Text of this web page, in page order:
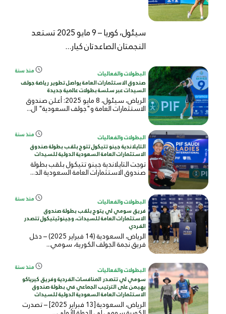
سيئول، كوريا – 9 مايو 2025 تستعد
النجمتان الصاعدتان كيار...
البطولات والفعاليات منذ سنة
صندوق الاستثمارات العامة يواصل تطوير رياضة جولف
السيدات عبر سلسة بطولات عالمية جديدة
الرياض، سيئول، 8 مايو 2025: أعلن صندوق
الاستثمارات العامة و"جولف السعودية" ال...
البطولات والفعاليات منذ سنة
التايلاندية جينو تتيكول تتوج بلقب بطولة صندوق
الاستثمارات العامة السعودية الدولية للسيدات
توجت التايلاندية جينو تتيكول بلقب بطولة
صندوق الاستثمارات العامة السعودية الد...
البطولات والفعاليات منذ سنة
فريق سومي لي يتوج بلقب بطولة صندوق
الاستثمارات العامة للسيدات، وجينوثيتيكول تتصدر
الفردي
الرياض، السعودية (14 فبراير 2025) – دخل
فريق نجمة الجولف الكورية، سومي...
البطولات والفعاليات منذ سنة
سومي لي تتصدر المنافسات الفردية وفريق كيرياكو
يهيمن على الترتيب الجماعي في بطولة صندوق
الاستثمارات العامة السعودية الدولية للسيدات
الرياض، السعودية [13 فبراير 2025] – تصدرت